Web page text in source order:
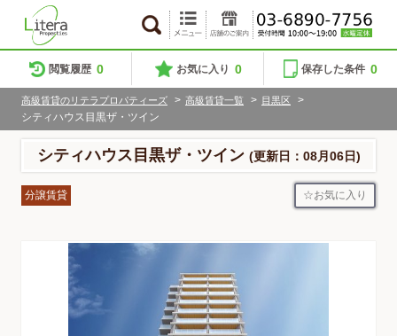
閲覧履歴 0 お気に入り 0 保存した条件 0
高級賃貸のリテラプロパティーズ > 高級賃貸一覧 > 目黒区
>
シティハウス目黒ザ・ツイン
シティハウス目黒ザ・ツイン (更新日：08月06日)
分譲賃貸 お気に入り